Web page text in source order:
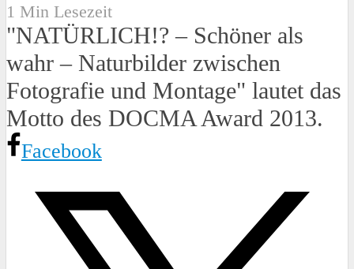
1 Min Lesezeit
"NATÜRLICH!? – Schöner als
wahr – Naturbilder zwischen
Fotografie und Montage" lautet das
Motto des DOCMA Award 2013.
Facebook